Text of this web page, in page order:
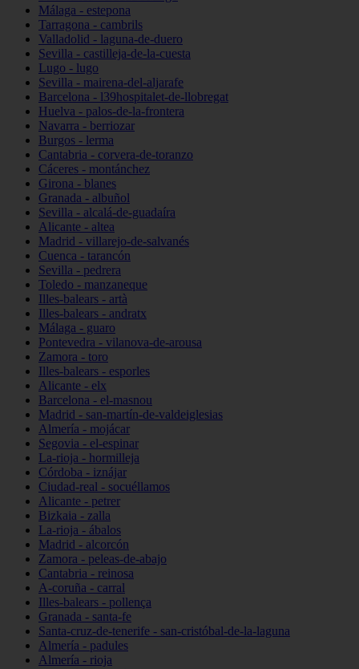
Málaga - estepona
Tarragona - cambrils
Valladolid - laguna-de-duero
Sevilla - castilleja-de-la-cuesta
Lugo - lugo
Sevilla - mairena-del-aljarafe
Barcelona - l39hospitalet-de-llobregat
Huelva - palos-de-la-frontera
Navarra - berriozar
Burgos - lerma
Cantabria - corvera-de-toranzo
Cáceres - montánchez
Girona - blanes
Granada - albuñol
Sevilla - alcalá-de-guadaíra
Alicante - altea
Madrid - villarejo-de-salvanés
Cuenca - tarancón
Sevilla - pedrera
Toledo - manzaneque
Illes-balears - artà
Illes-balears - andratx
Málaga - guaro
Pontevedra - vilanova-de-arousa
Zamora - toro
Illes-balears - esporles
Alicante - elx
Barcelona - el-masnou
Madrid - san-martín-de-valdeiglesias
Almería - mojácar
Segovia - el-espinar
La-rioja - hormilleja
Córdoba - iznájar
Ciudad-real - socuéllamos
Alicante - petrer
Bizkaia - zalla
La-rioja - ábalos
Madrid - alcorcón
Zamora - peleas-de-abajo
Cantabria - reinosa
A-coruña - carral
Illes-balears - pollença
Granada - santa-fe
Santa-cruz-de-tenerife - san-cristóbal-de-la-laguna
Almería - padules
Almería - rioja